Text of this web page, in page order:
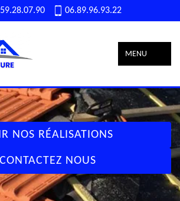
06.89.96.93.22
MENU
NOS RÉALISATIONS
CONTACTEZ NOUS